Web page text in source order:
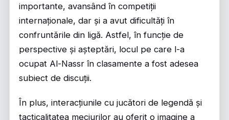
importante, avansând în competiții
internaționale, dar și a avut dificultăți în
confruntările din ligă. Astfel, în funcție de
perspective și așteptări, locul pe care l-a
ocupat Al-Nassr în clasamente a fost adesea
subiect de discuții.
În plus, interacțiunile cu jucători de legendă și
tacticalitatea meciurilor au oferit o imagine a